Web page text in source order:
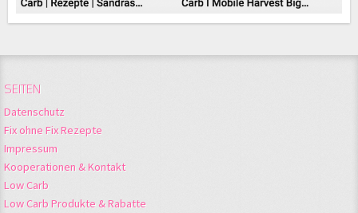
SEITEN
Datenschutz
Fix ohne Fix Rezepte
Impressum
Kooperationen & Kontakt
Low Carb
Low Carb Produkte & Rabatte